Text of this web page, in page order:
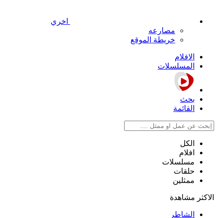
اخري
مصارعه
خريطة الموقع
الافلام
المسلسلات
بحث
القائمة
الكل
افلام
مسلسلات
حلقات
ممثلين
الاكثر مشاهدة
الشاطر